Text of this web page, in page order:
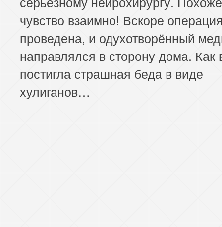
чувство взаимно! Вскоре
проведена, и одухотворённый
направлялся в сторону дома. Как
постигла страшная беда в виде
хулиганов…